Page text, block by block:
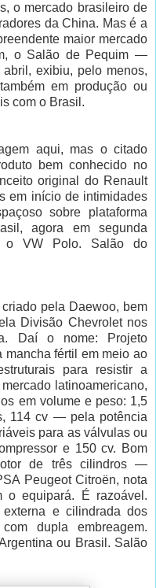
o mercado brasileiro de
da China. Mas é a
maior mercado
o Salão de Pequim —
exibiu, pelo menos,
em produção ou
com o Brasil.
aqui, mas o citado
bem conhecido no
original do Renault
em início de intimidades
sobre plataforma
agora em segunda
o VW Polo. Salão do
pela Daewoo, bem
Divisão Chevrolet nos
Daí o nome: Projeto
mancha fértil em meio ao
para resistir a
latinoamericano,
em volume e peso: 1,5
114 cv — pela potência
para as válvulas ou
e 150 cv. Bom
de três cilindros —
Peugeot Citroën, nota
equipará. É razoável.
e cilindrada dos
dupla embreagem.
ou Brasil. Salão